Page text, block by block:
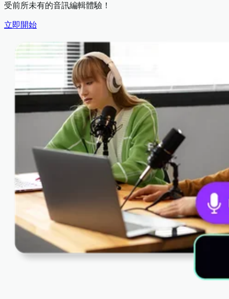
受前所未有的音訊編輯體驗！
立即開始